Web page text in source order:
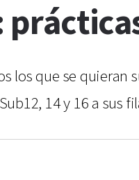
los que se
14 y 16 a sus